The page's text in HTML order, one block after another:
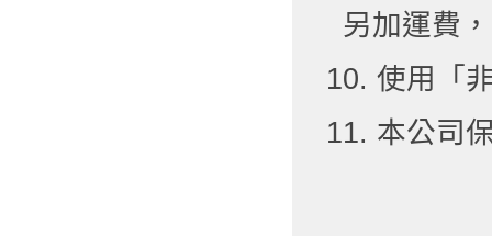
另加運費
10. 使用「
11. 本公司